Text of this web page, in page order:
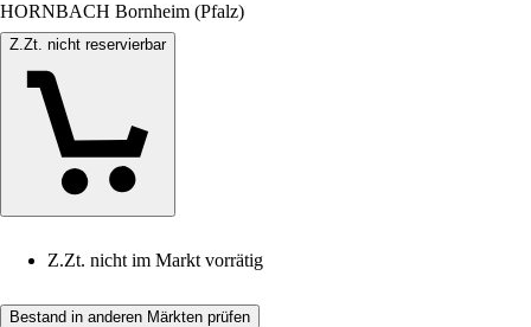
HORNBACH Bornheim (Pfalz)
Z.Zt. nicht reservierbar
Z.Zt. nicht im Markt vorrätig
Bestand in anderen Märkten prüfen